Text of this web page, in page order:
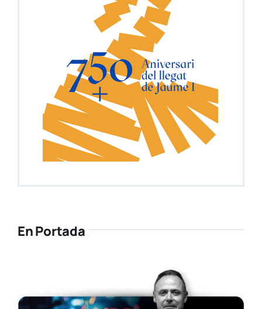
En Portada